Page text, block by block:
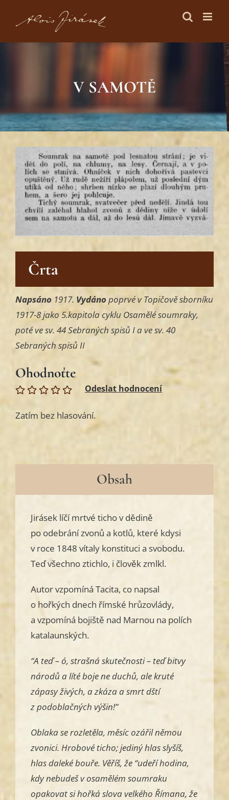
V SAMOTĚ
Črta
Napsáno 1917. Vydánopoprvé v Topičově sborníku
1917-8 jako 5.kapitola cyklu Osamělé soumraky,
poté ve sv. 44 Sebraných spisů I a ve sv. 40
Sebraných spisů II
Ohodnoťte
Zatím bez hlasování.
Obsah
Jirásek líčí mrtvé ticho v dědině
po odebrání zvonů a kotlů, které kdysi
v roce 1848 vítaly konstituci a svobodu.
Teď všechno ztichlo, i člověk zmlkl.
Autor vzpomíná Tacita, co napsal
o hořkých dnech římské hrůzovlády,
a vzpomíná bojiště nad Marnou na polích
katalaunských.
“A teď – ó, strašná skutečnosti – teď bitvy
národů a líté boje ne duchů, ale kruté
zápasy živých, a zkáza a smrt dští
z podoblačných výšin!”
Oblaka se rozletěla, měsíc ozářil němou
zvonici. Hrobové ticho; jediný hlas slyšíš,
hlas daleké bouře. Věříš, že “udeří hodina,
kdy nebudeš v osamělém soumraku
opakovat si hořká slova velkého Římana, že